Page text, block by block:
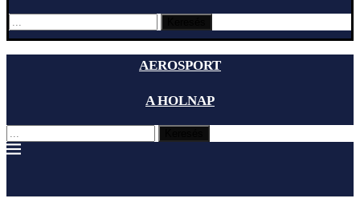
AEROSPORT
A HOLNAP